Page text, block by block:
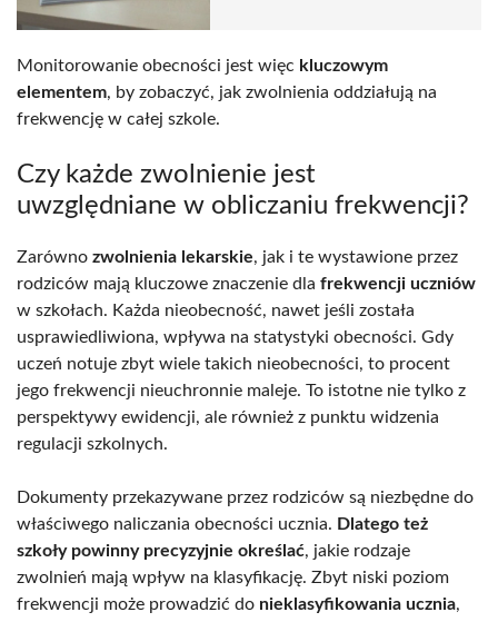
Monitorowanie obecności jest więc kluczowym
elementem, by zobaczyć, jak zwolnienia oddziałują na
frekwencję w całej szkole.
Czy każde zwolnienie jest
uwzględniane w obliczaniu frekwencji?
Zarówno zwolnienia lekarskie, jak i te wystawione przez
rodziców mają kluczowe znaczenie dla frekwencji uczniów
w szkołach. Każda nieobecność, nawet jeśli została
usprawiedliwiona, wpływa na statystyki obecności. Gdy
uczeń notuje zbyt wiele takich nieobecności, to procent
jego frekwencji nieuchronnie maleje. To istotne nie tylko z
perspektywy ewidencji, ale również z punktu widzenia
regulacji szkolnych.
Dokumenty przekazywane przez rodziców są niezbędne do
właściwego naliczania obecności ucznia. Dlatego też
szkoły powinny precyzyjnie określać, jakie rodzaje
zwolnień mają wpływ na klasyfikację. Zbyt niski poziom
frekwencji może prowadzić do nieklasyfikowania ucznia,